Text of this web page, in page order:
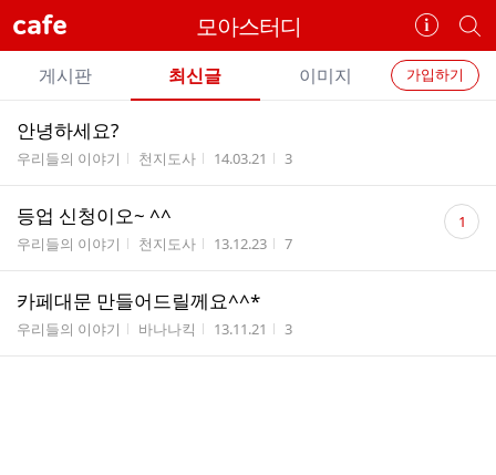
cafe 모아스터디
카
페
정
보
개
별
카
페
카
페
메
뉴
가입하기
게시판 최신글 이미지
전
체
글
리
안녕하세요?
게시판명
우리들의 이야기 작성자
천지도사 작성시간
14.03.21 조회수
3
등업 신청이오~ ^^
게시판명
우리들의 이야기 작성자
천지도사 작성시간
13.12.23 조회수
7
댓
글 1
카페대문 만들어드릴께요^^*
게시판명
우리들의 이야기 작성자
바나나킥 작성시간
13.11.21 조회수
3